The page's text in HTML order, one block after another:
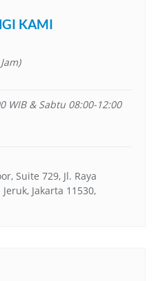
KAMI
WIB & Sabtu 08:00-12:00
Suite 729, Jl. Raya
Jakarta 11530,